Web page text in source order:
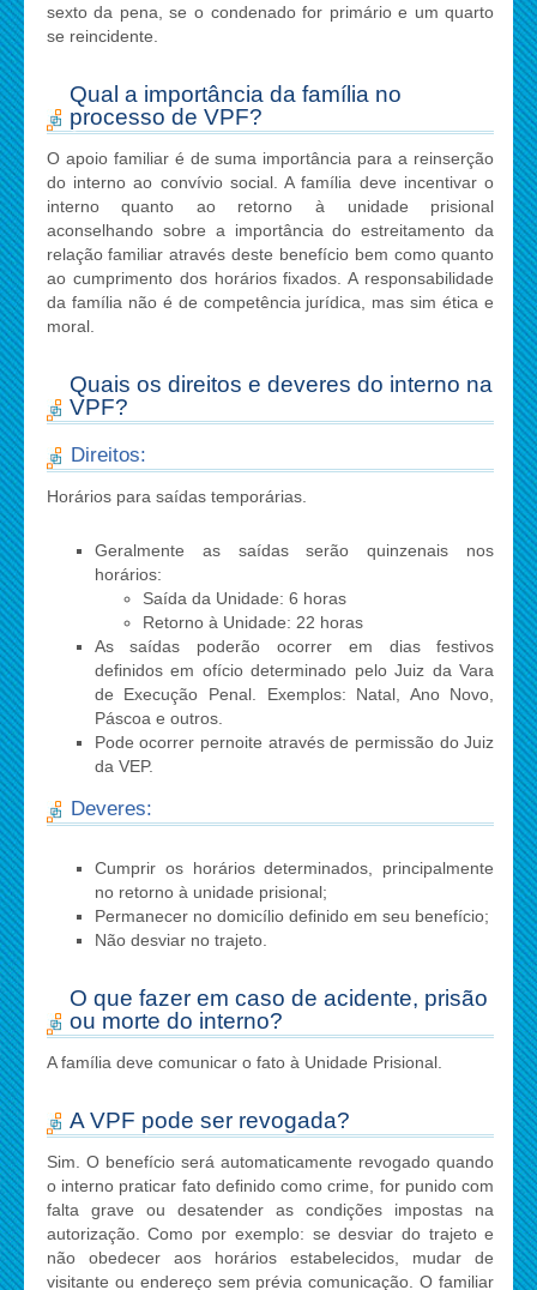
sexto da pena, se o condenado for primário e um quarto
se reincidente.
Qual a importância da família no
processo de VPF?
O apoio familiar é de suma importância para a reinserção
do interno ao convívio social. A família deve incentivar o
interno quanto ao retorno à unidade prisional
aconselhando sobre a importância do estreitamento da
relação familiar através deste benefício bem como quanto
ao cumprimento dos horários fixados. A responsabilidade
da família não é de competência jurídica, mas sim ética e
moral.
Quais os direitos e deveres do interno na
VPF?
Direitos:
Horários para saídas temporárias.
Geralmente as saídas serão quinzenais nos
horários:
Saída da Unidade: 6 horas
Retorno à Unidade: 22 horas
As saídas poderão ocorrer em dias festivos
definidos em ofício determinado pelo Juiz da Vara
de Execução Penal. Exemplos: Natal, Ano Novo,
Páscoa e outros.
Pode ocorrer pernoite através de permissão do Juiz
da VEP.
Deveres:
Cumprir os horários determinados, principalmente
no retorno à unidade prisional;
Permanecer no domicílio definido em seu benefício;
Não desviar no trajeto.
O que fazer em caso de acidente, prisão
ou morte do interno?
A família deve comunicar o fato à Unidade Prisional.
A VPF pode ser revogada?
Sim. O benefício será automaticamente revogado quando
o interno praticar fato definido como crime, for punido com
falta grave ou desatender as condições impostas na
autorização. Como por exemplo: se desviar do trajeto e
não obedecer aos horários estabelecidos, mudar de
visitante ou endereço sem prévia comunicação. O familiar